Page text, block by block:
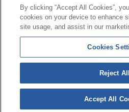
Contacto|Perfil do
Liña Universal 900 203 203|
© Mutua Universal 2026|
Política de Protección de Datos
cookies
Síguenos en:
By clicking “Accept All Cookies”,
cookies on your device to enhance
site usage, and assist in our
Cookies
Reject All
Accept All